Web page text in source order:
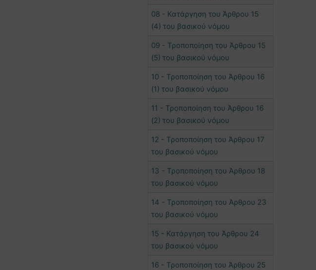
08 - Κατάργηση του Άρθρου 15
(4) του βασικού νόμου
09 - Τροποποίηση του Άρθρου 15
(5) του βασικού νόμου
10 - Τροποποίηση του Άρθρου 16
(1) του βασικού νόμου
11 - Τροποποίηση του Άρθρου 16
(2) του βασικού νόμου
12 - Τροποποίηση του Άρθρου 17
του βασικού νόμου
13 - Τροποποίηση του Άρθρου 18
του βασικού νόμου
14 - Τροποποίηση του Άρθρου 23
του βασικού νόμου
15 - Κατάργηση του Άρθρου 24
του βασικού νόμου
16 - Τροποποίηση του Άρθρου 25